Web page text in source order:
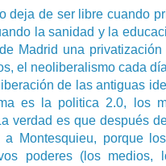
deja de ser libre cuando
la sanidad y la
Madrid una
el neoliberalismo cada
de las antiguas
es la politica 2.0, los
verdad es que después
a Montesquieu, porque
poderes (los